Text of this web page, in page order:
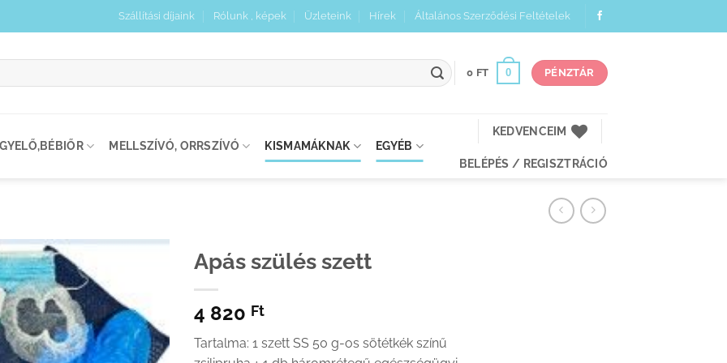
Szállítási díjaink Rólunk , képek Üzleteink Hírek Általános Szerződési Feltételek
0 FT 0 PÉNZTÁR
MELLSZÍVÓ, ORRSZÍVÓ KISMAMÁKNAK EGYÉB
KEDVENCEIM
BELÉPÉS / REGISZTRÁCIÓ
Kedvenceimhez
adom
Apás szülés szett
4 820 Ft
Tartalma: 1 szett SS 50 g-os sötétkék színű